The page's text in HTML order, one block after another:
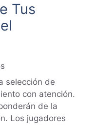
Tus
selección de
con atención.
de la
Los jugadores